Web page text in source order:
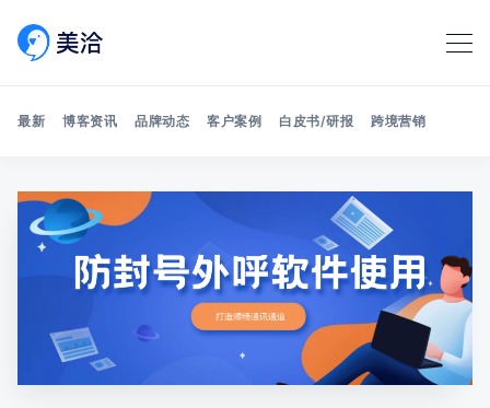
Search 美洽博客
最新 博客资讯 品牌动态 客户案例 白皮书/研报 跨境营销